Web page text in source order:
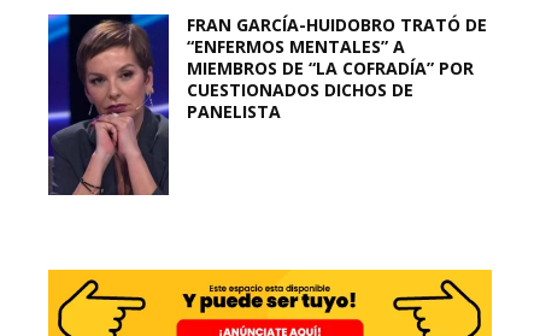
FRAN GARCÍA-HUIDOBRO TRATÓ DE
“ENFERMOS MENTALES” A
MIEMBROS DE “LA COFRADÍA” POR
CUESTIONADOS DICHOS DE
PANELISTA